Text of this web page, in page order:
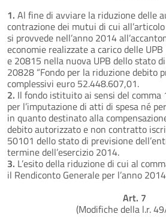
1. Al fine di avviare la riduzione delle
contrazione dei mutui di cui
si provvede nell’anno 2014
economie realizzate a carico delle
e 20815 nella nuova UPB dello stato
20828 “Fondo per la riduzione debito
complessivi euro 52.448.607,01.
2. Il fondo istituito ai sensi del comma
per l’imputazione di atti di spesa né
in quanto destinato alla
debito autorizzato e non contratto
50101 dello stato di previsione
termine dell’esercizio 2014.
3. L’esito della riduzione di cui al
il Rendiconto Generale per l’anno
Art. 7
(Modifiche della l.r.